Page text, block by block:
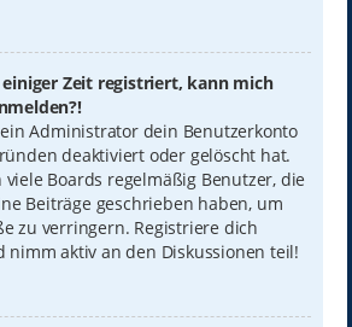
Zeit registriert, kann mich
ein Administrator dein Benutzerkonto
deaktiviert oder gelöscht hat.
Boards regelmäßig Benutzer, die
Beiträge geschrieben haben, um
zu verringern. Registriere dich
aktiv an den Diskussionen teil!